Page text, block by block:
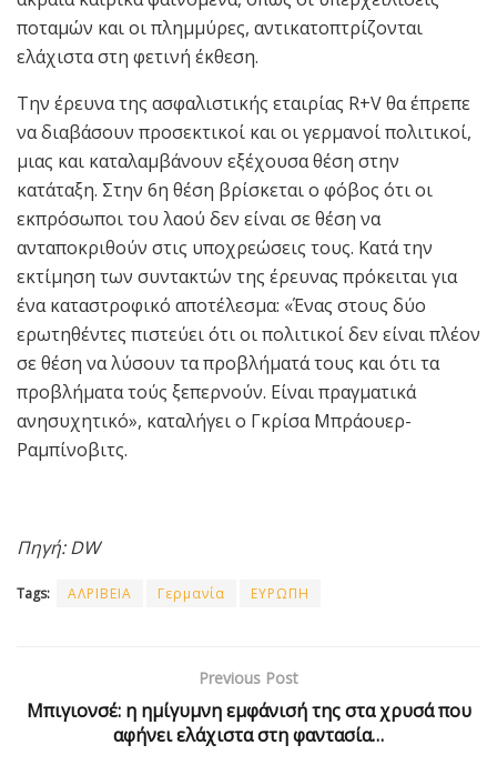
ποταμών και οι πλημμύρες, αντικατοπτρίζονται
ελάχιστα στη φετινή έκθεση.
Την έρευνα της ασφαλιστικής εταιρίας R+V θα έπρεπε
να διαβάσουν προσεκτικοί και οι γερμανοί πολιτικοί,
μιας και καταλαμβάνουν εξέχουσα θέση στην
κατάταξη. Στην 6η θέση βρίσκεται ο φόβος ότι οι
εκπρόσωποι του λαού δεν είναι σε θέση να
ανταποκριθούν στις υποχρεώσεις τους. Κατά την
εκτίμηση των συντακτών της έρευνας πρόκειται για
ένα καταστροφικό αποτέλεσμα: «Ένας στους δύο
ερωτηθέντες πιστεύει ότι οι πολιτικοί δεν είναι πλέον
σε θέση να λύσουν τα προβλήματά τους και ότι τα
προβλήματα τούς ξεπερνούν. Είναι πραγματικά
ανησυχητικό», καταλήγει ο Γκρίσα Μπράουερ-
Ραμπίνοβιτς.
Πηγή: DW
Tags: ΑΛΡΙΒΕΙΑ Γερμανία ΕΥΡΩΠΗ
Previous Post
Μπιγιονσέ: η ημίγυμνη εμφάνισή της στα χρυσά που
αφήνει ελάχιστα στη φαντασία…